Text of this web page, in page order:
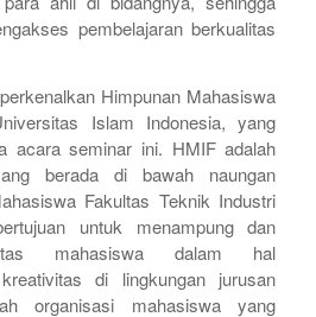
pembelajaran berkualitas
Himpunan Mahasiswa
Islam Indonesia, yang
acara seminar ini. HMIF adalah
berada di bawah naungan
Fakultas Teknik Industri
untuk menampung dan
mahasiswa dalam hal
di lingkungan jurusan
organisasi mahasiswa yang